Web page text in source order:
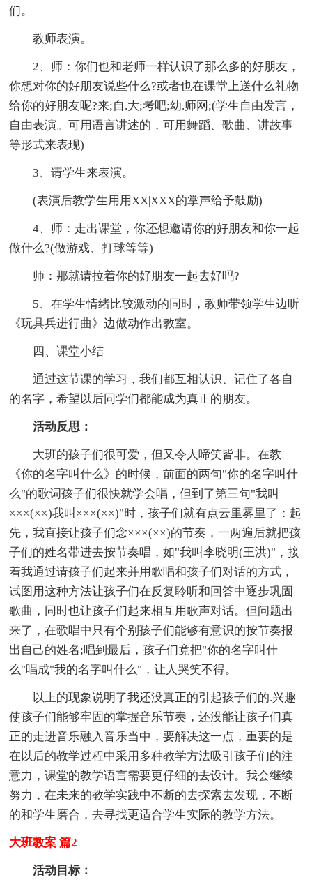
们。
教师表演。
2、师：你们也和老师一样认识了那么多的好朋友，
你想对你的好朋友说些什么?或者也在课堂上送什么礼物
给你的好朋友呢?来;自.大;考吧;幼.师网;(学生自由发言，
自由表演。可用语言讲述的，可用舞蹈、歌曲、讲故事
等形式来表现)
3、请学生来表演。
(表演后教学生用用XX|XXX的掌声给予鼓励)
4、师：走出课堂，你还想邀请你的好朋友和你一起
做什么?(做游戏、打球等等)
师：那就请拉着你的好朋友一起去好吗?
5、在学生情绪比较激动的同时，教师带领学生边听
《玩具兵进行曲》边做动作出教室。
四、课堂小结
通过这节课的学习，我们都互相认识、记住了各自
的名字，希望以后同学们都能成为真正的朋友。
活动反思：
大班的孩子们很可爱，但又令人啼笑皆非。在教
《你的名字叫什么》的时候，前面的两句"你的名字叫什
么"的歌词孩子们很快就学会唱，但到了第三句"我叫
×××(××)我叫×××(××)"时，孩子们就有点云里雾里了：起
先，我直接让孩子们念×××(××)的节奏，一两遍后就把孩
子们的姓名带进去按节奏唱，如"我叫李晓明(王洪)"，接
着我通过请孩子们起来并用歌唱和孩子们对话的方式，
试图用这种方法让孩子们在反复聆听和回答中逐步巩固
歌曲，同时也让孩子们起来相互用歌声对话。但问题出
来了，在歌唱中只有个别孩子们能够有意识的按节奏报
出自己的姓名;唱到最后，孩子们竟把"你的名字叫什
么"唱成"我的名字叫什么"，让人哭笑不得。
以上的现象说明了我还没真正的引起孩子们的.兴趣
使孩子们能够牢固的掌握音乐节奏，还没能让孩子们真
正的走进音乐融入音乐当中，要解决这一点，重要的是
在以后的教学过程中采用多种教学方法吸引孩子们的注
意力，课堂的教学语言需要更仔细的去设计。我会继续
努力，在未来的教学实践中不断的去探索去发现，不断
的和学生磨合，去寻找更适合学生实际的教学方法。
大班教案 篇2
活动目标：